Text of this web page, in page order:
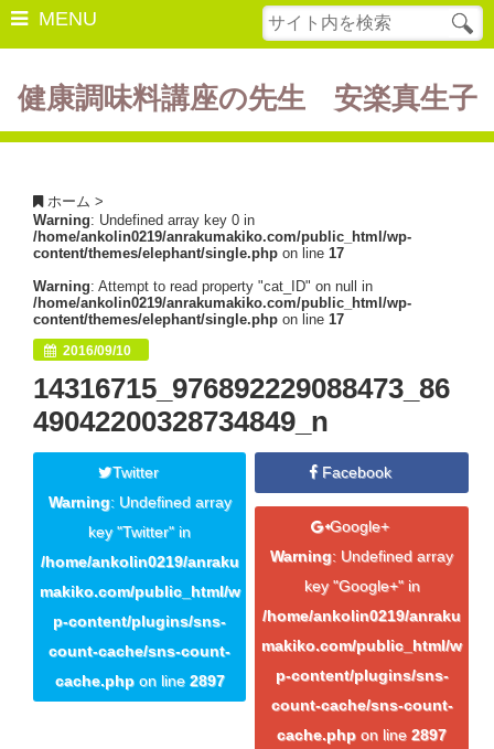
MENU
開催中の講座
ダイエット
レシピ
酵素ファスティング
書籍紹介
プロフィール
マキコの気持ち
開催済み講座
Close
健康調味料講座の先生 安楽真生子
ホーム >
Warning: Undefined array key 0 in
/home/ankolin0219/anrakumakiko.com/public_html/wp-
content/themes/elephant/single.php on line 17
Warning: Attempt to read property "cat_ID" on null in
/home/ankolin0219/anrakumakiko.com/public_html/wp-
content/themes/elephant/single.php on line 17
2016/09/10
14316715_976892229088473_86
49042200328734849_n
Twitter
Warning: Undefined array
key "Twitter" in
/home/ankolin0219/anraku
makiko.com/public_html/w
p-content/plugins/sns-
count-cache/sns-count-
cache.phpon line 2897
Facebook
Google+
Warning: Undefined array
key "Google+" in
/home/ankolin0219/anraku
makiko.com/public_html/w
p-content/plugins/sns-
count-cache/sns-count-
cache.php on line2897